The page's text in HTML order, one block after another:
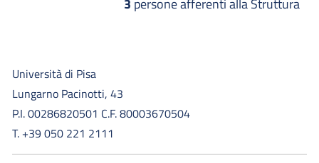
Università di Pisa
Lungarno Pacinotti, 43
P.I. 00286820501 C.F. 80003670504
T. +39 050 221 2111